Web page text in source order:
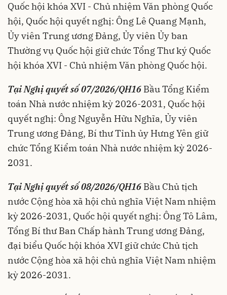
Quốc hội khóa XVI - Chủ nhiệm Văn phòng Quốc
hội, Quốc hội quyết nghị: Ông Lê Quang Mạnh,
Ủy viên Trung ương Đảng, Ủy viên Ủy ban
Thường vụ Quốc hội giữ chức Tổng Thư ký Quốc
hội khóa XVI - Chủ nhiệm Văn phòng Quốc hội.
Tại Nghị quyết số 07/2026/QH16 Bầu Tổng Kiểm
toán Nhà nước nhiệm kỳ 2026-2031, Quốc hội
quyết nghị: Ông Nguyễn Hữu Nghĩa, Ủy viên
Trung ương Đảng, Bí thư Tỉnh ủy Hưng Yên giữ
chức Tổng Kiểm toán Nhà nước nhiệm kỳ 2026-
2031.
Tại Nghị quyết số 08/2026/QH16 Bầu Chủ tịch
nước Cộng hòa xã hội chủ nghĩa Việt Nam nhiệm
kỳ 2026-2031, Quốc hội quyết nghị: Ông Tô Lâm,
Tổng Bí thư Ban Chấp hành Trung ương Đảng,
đại biểu Quốc hội khóa XVI giữ chức Chủ tịch
nước Cộng hòa xã hội chủ nghĩa Việt Nam nhiệm
kỳ 2026-2031.